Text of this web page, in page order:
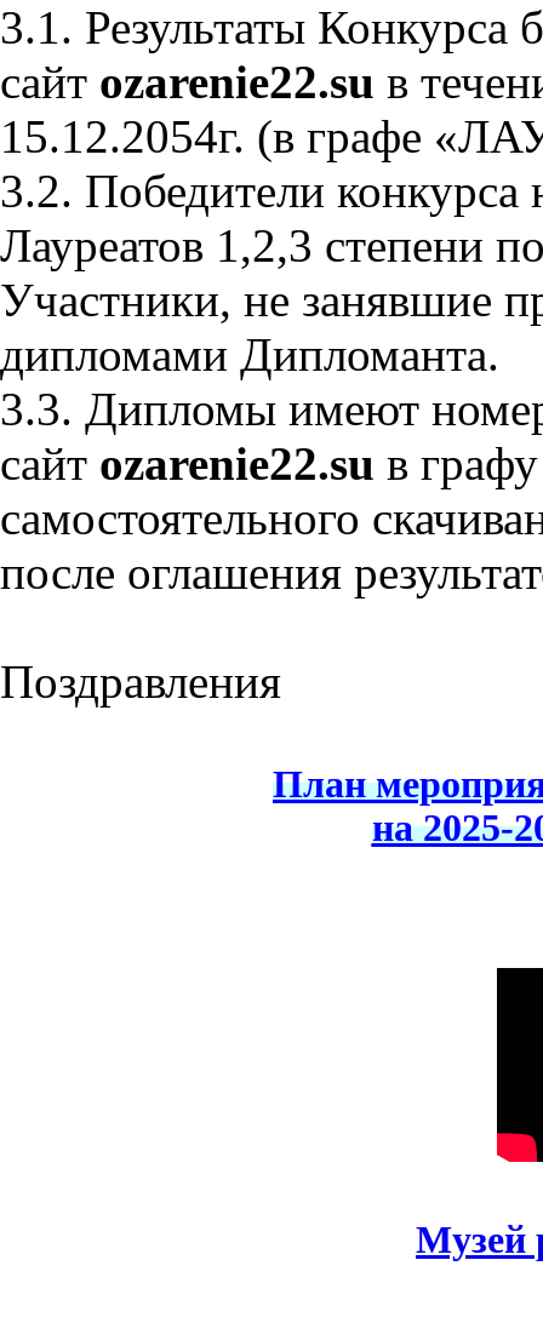
3.1. Результаты Конкурса
сайт ozarenie22.su в
15.12.2054г. (в графе
3.2. Победители
Лауреатов 1,2,3 степени
Участники, не занявшие
дипломами Дипломанта.
3.3. Дипломы имеют
сайт ozarenie22.su в
самостоятельного
после оглашения
Поздравления
План
на 2025-
Музей